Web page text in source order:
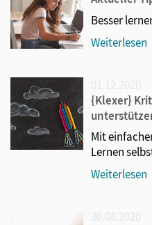
Besser
Weiterlesen
{Klexer}
Mit
Lernen
Weiterlesen